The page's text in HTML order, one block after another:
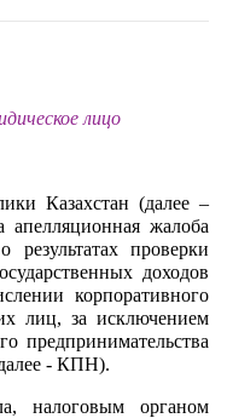
лицо
Казахстан (далее –
жалоба
проверки
доходов
корпоративного
лиц, за исключением
предпринимательства
- КПН).
налоговым органом